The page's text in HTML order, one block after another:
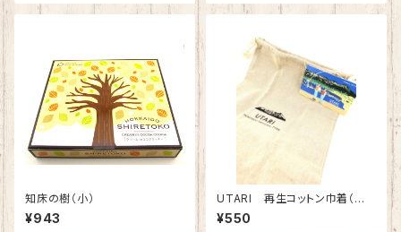
知床の樹（小）
¥943
UTARI 再生コットン巾着（ベ
ージュ）
¥550